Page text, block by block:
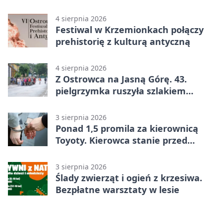
4 sierpnia 2026
Festiwal w Krzemionkach połączy
prehistorię z kulturą antyczną
4 sierpnia 2026
Z Ostrowca na Jasną Górę. 43.
pielgrzymka ruszyła szlakiem
3 sierpnia 2026
Ponad 1,5 promila za kierownicą
Toyoty. Kierowca stanie przed
3 sierpnia 2026
Ślady zwierząt i ogień z krzesiwa.
Bezpłatne warsztaty w lesie